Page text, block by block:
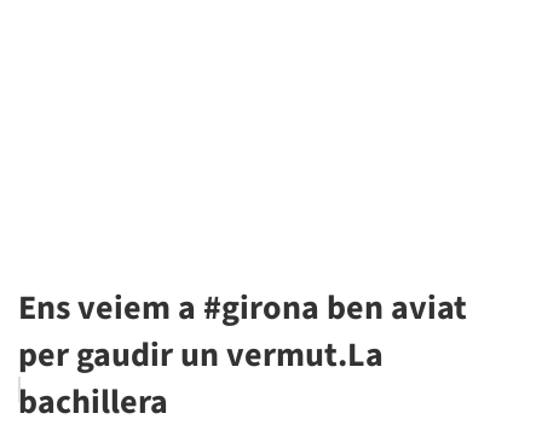
Ens veiem a #girona ben aviat
per gaudir un vermut.La
bachillera